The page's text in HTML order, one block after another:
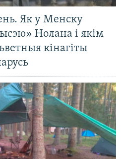
Як у Менску
Нолана і якім
кінагіты